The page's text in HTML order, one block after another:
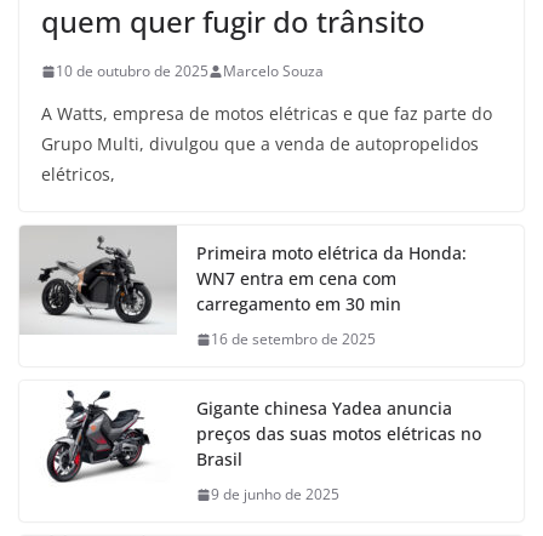
quem quer fugir do trânsito
10 de outubro de 2025 Marcelo Souza
A Watts, empresa de motos elétricas e que faz parte do
Grupo Multi, divulgou que a venda de autopropelidos
elétricos,
Primeira moto elétrica da Honda:
WN7 entra em cena com
carregamento em 30 min
16 de setembro de 2025
Gigante chinesa Yadea anuncia
preços das suas motos elétricas no
Brasil
9 de junho de 2025